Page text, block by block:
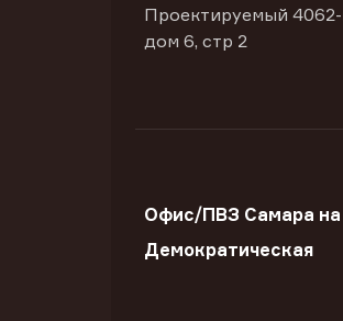
Проектируемый 4062-
дом 6, стр 2
Офис/ПВЗ Самара на
Демократическая